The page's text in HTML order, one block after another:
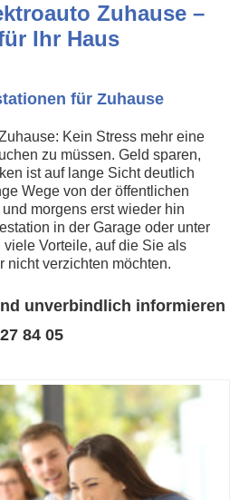
Zuhause –
Ihr Haus
für Zuhause
Kein Stress mehr eine
zu müssen. Geld sparen,
ist auf lange Sicht deutlich
Wege von der öffentlichen
morgens erst wieder hin
in der Garage oder unter
Vorteile, auf die Sie als
nicht verzichten möchten.
unverbindlich informieren
84 05